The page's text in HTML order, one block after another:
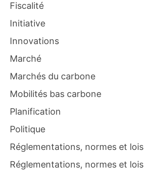
Fiscalité
Initiative
Innovations
Marché
Marchés du carbone
Mobilités bas carbone
Planification
Politique
Réglementations, normes et lois
Réglementations, normes et lois